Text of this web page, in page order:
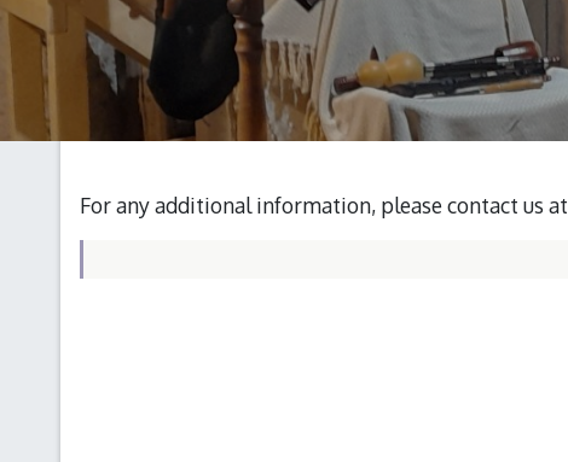
For any additional information, please contact us at